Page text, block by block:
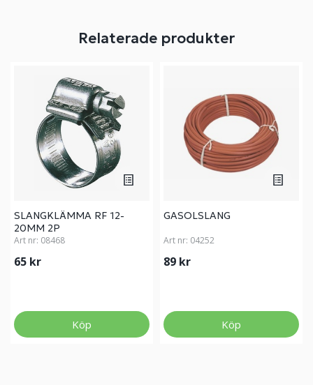
Relaterade produkter
SLANGKLÄMMA RF 12-
20MM 2P
Art nr: 08468
65 kr
Köp
GASOLSLANG
Art nr: 04252
89 kr
Köp